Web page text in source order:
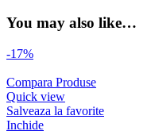
You may also like…
-17%
Compara Produse
Quick view
Salveaza la favorite
Inchide